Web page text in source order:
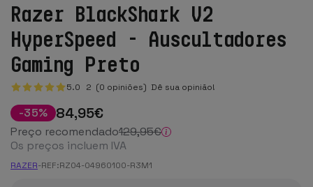
Razer BlackShark V2
HyperSpeed - Auscultadores
Gaming Preto
5.0 2 (0 opiniões) Dê sua opinião!
-35% 84,95€
Preço recomendado129,95€
Os preços incluem IVA
RAZER-REF:RZ04-04960100-R3M1